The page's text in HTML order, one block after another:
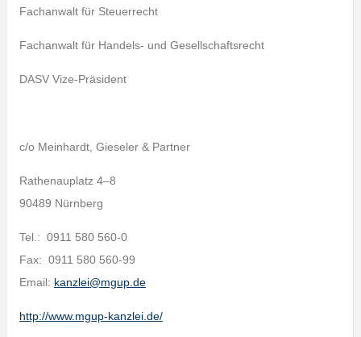
Fachanwalt für Steuerrecht
Fachanwalt für Handels- und Gesellschaftsrecht
DASV Vize-Präsident
c/o Meinhardt, Gieseler & Partner
Rathenauplatz 4–8
90489 Nürnberg
Tel.: 0911 580 560-0
Fax: 0911 580 560-99
Email: kanzlei@mgup.de
http://www.mgup-kanzlei.de/